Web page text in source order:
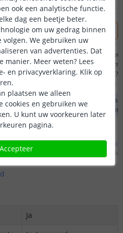
led strip
Kan
we hier
mooi
u dan
.
Geeft de set vier
kleuringen maken
afstandsbediening ?
U kunt met deze
regenboog creëren.
Bekijkhele
Ja
ook een analytische functie.
dag een beetje beter.
om uw gedrag binnen
We gebruiken uw
van advertenties. Dat
manier. Meer weten? Lees
en privacyverklaring. Klik op
plaatsen we alleen
cookies en gebruiken we
U kunt uw voorkeuren later
pagina.
Accepteer